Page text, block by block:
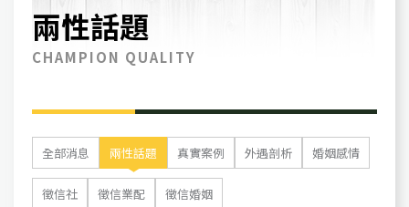
兩性話題
CHAMPION QUALITY
全部消息 兩性話題 真實案例 外遇剖析 婚姻感情
徵信社 徵信業配 徵信婚姻